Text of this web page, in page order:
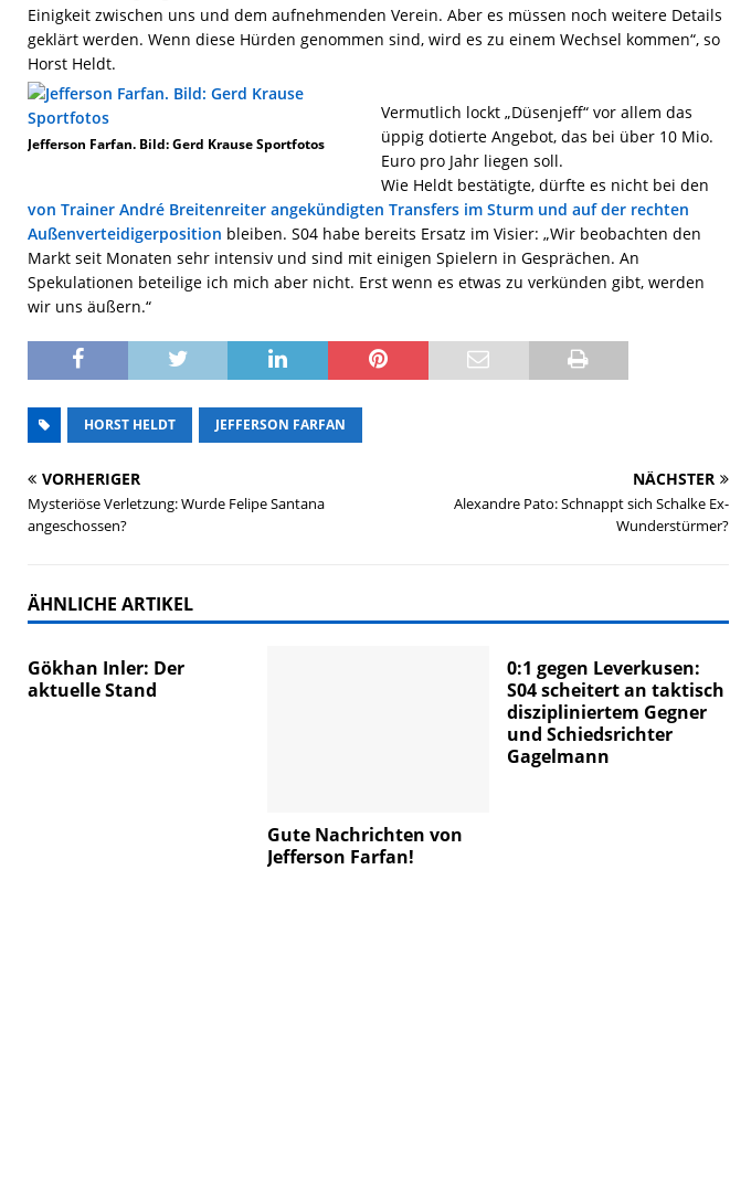
Einigkeit zwischen uns und dem aufnehmenden Verein. Aber es müssen noch weitere Details
geklärt werden. Wenn diese Hürden genommen sind, wird es zu einem Wechsel kommen“, so
Horst Heldt.
Jefferson Farfan. Bild: Gerd Krause Sportfotos
Vermutlich lockt „Düsenjeff“ vor allem das
üppig dotierte Angebot, das bei über 10 Mio.
Euro pro Jahr liegen soll.
Wie Heldt bestätigte, dürfte es nicht bei den
von Trainer André Breitenreiter angekündigten Transfers im Sturm und auf der rechten
Außenverteidigerposition bleiben. S04 habe bereits Ersatz im Visier: „Wir beobachten den
Markt seit Monaten sehr intensiv und sind mit einigen Spielern in Gesprächen. An
Spekulationen beteilige ich mich aber nicht. Erst wenn es etwas zu verkünden gibt, werden
wir uns äußern.“
HORST HELDT JEFFERSON FARFAN
VORHERIGER
Mysteriöse Verletzung: Wurde Felipe Santana
angeschossen?
NÄCHSTER
Alexandre Pato: Schnappt sich Schalke Ex-
Wunderstürmer?
ÄHNLICHE ARTIKEL
Gökhan Inler: Der
aktuelle Stand
Gute Nachrichten von
Jefferson Farfan!
0:1 gegen Leverkusen:
S04 scheitert an taktisch
diszipliniertem Gegner
und Schiedsrichter
Gagelmann